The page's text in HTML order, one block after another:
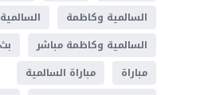
السالمية وكاظمة
السالمية وكاظمة مباشر
مباراة
مباراة السالمية